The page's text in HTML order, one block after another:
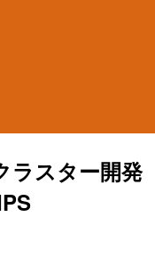
ラスター開発